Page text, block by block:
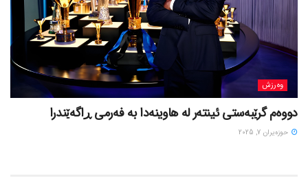
وەرزش
دووەم گرێبەستی ئینتەر لە هاوینەدا بە فەرمی ڕاگەێندرا
حوزه‌یران 7, 2025